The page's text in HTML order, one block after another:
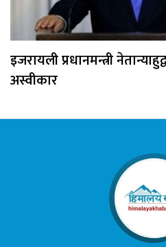
इजरायली प्रधानमन्त्री
अस्वीकार